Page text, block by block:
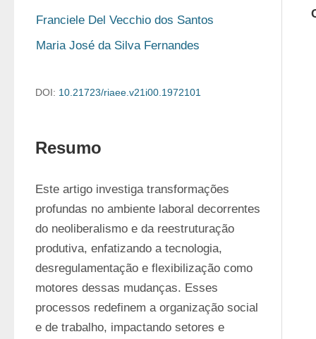
Franciele Del Vecchio dos Santos
Maria José da Silva Fernandes
DOI: 10.21723/riaee.v21i00.1972101
Resumo
Este artigo investiga transformações
profundas no ambiente laboral decorrentes
do neoliberalismo e da reestruturação
produtiva, enfatizando a tecnologia,
desregulamentação e flexibilização como
motores dessas mudanças. Esses
processos redefinem a organização social
e de trabalho, impactando setores e